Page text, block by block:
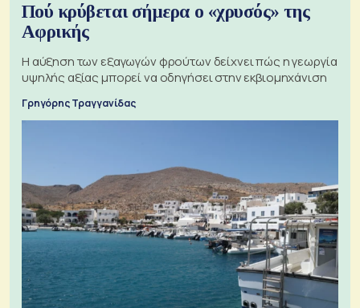
Πού κρύβεται σήμερα ο «χρυσός» της
Αφρικής
Η αύξηση των εξαγωγών φρούτων δείχνει πώς η γεωργία
υψηλής αξίας μπορεί να οδηγήσει στην εκβιομηχάνιση
Γρηγόρης Τραγγανίδας